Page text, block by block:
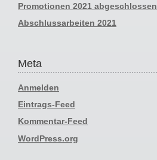
Promotionen 2021 abgeschlossen
Abschlussarbeiten 2021
Meta
Anmelden
Eintrags-Feed
Kommentar-Feed
WordPress.org